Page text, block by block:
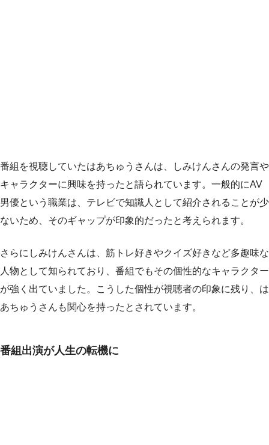
番組を視聴していたはあちゅうさんは、しみけんさんの発言や
キャラクターに興味を持ったと語られています。一般的にAV
男優という職業は、テレビで知識人として紹介されることが少
ないため、そのギャップが印象的だったと考えられます。
さらにしみけんさんは、筋トレ好きやクイズ好きなど多趣味な
人物として知られており、番組でもその個性的なキャラクター
が強く出ていました。こうした個性が視聴者の印象に残り、は
あちゅうさんも関心を持ったとされています。
番組出演が人生の転機に